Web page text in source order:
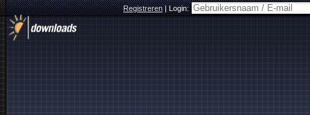
Registreren|Login: